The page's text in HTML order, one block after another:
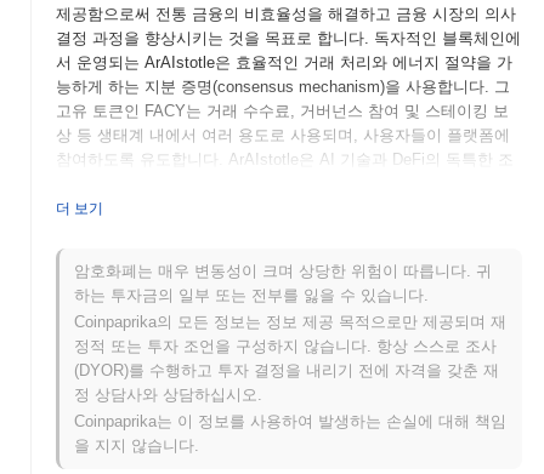
제공함으로써 전통 금융의 비효율성을 해결하고 금융 시장의 의사
결정 과정을 향상시키는 것을 목표로 합니다. 독자적인 블록체인에
서 운영되는 ArAIstotle은 효율적인 거래 처리와 에너지 절약을 가
능하게 하는 지분 증명(consensus mechanism)을 사용합니다. 그
고유 토큰인 FACY는 거래 수수료, 거버넌스 참여 및 스테이킹 보
상 등 생태계 내에서 여러 용도로 사용되며, 사용자들이 플랫폼에
참여하도록 유도합니다. ArAIstotle은 AI 기술과 DeFi의 독특한 조
환경에서 중요한 플레이어로 자리매김하고 있습니다. AI를 활용하
있도록 하여, 궁극적으로 정교한 금융 분석에 대한 접근을 민주화
하는 것을 목표로 합니다.
ArAIstotle은 언제 어떻게 시작되었나요?
ArAIstotle은 2022년 3월에 창립 팀이 프로젝트의 비전과 기술적
프레임워크를 설명하는 백서를 발표하면서 시작되었습니다. 이 프
자가 기능을 실험할 수 있도록 했습니다. 성공적인 테스트와 커뮤
니티 피드백을 바탕으로 2022년 12월에 메인넷이 출시되어 블록체
더 보기
암호화폐는 매우 변동성이 크며 상당한 위험이 따릅니다. 귀
하는 투자금의 일부 또는 전부를 잃을 수 있습니다.
Coinpaprika의 모든 정보는 정보 제공 목적으로만 제공되며 재
정적 또는 투자 조언을 구성하지 않습니다. 항상 스스로 조사
(DYOR)를 수행하고 투자 결정을 내리기 전에 자격을 갖춘 재
정 상담사와 상담하십시오.
Coinpaprika는 이 정보를 사용하여 발생하는 손실에 대해 책임
을 지지 않습니다.